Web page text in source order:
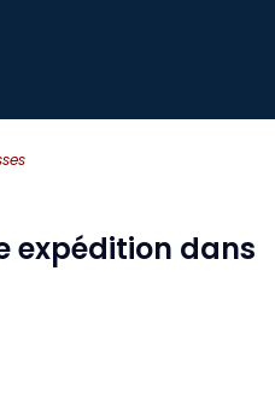
expédition dans